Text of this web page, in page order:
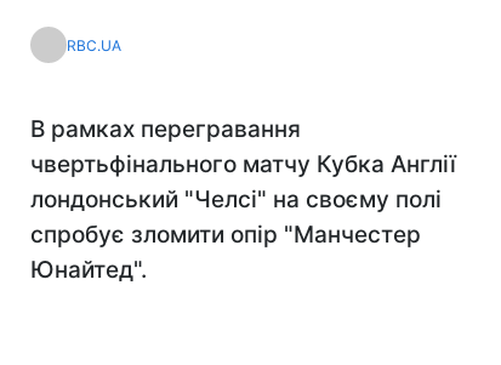
RBC.UA
В рамках перегравання
чвертьфінального матчу Кубка Англії
лондонський "Челсі" на своєму полі
спробує зломити опір "Манчестер
Юнайтед".